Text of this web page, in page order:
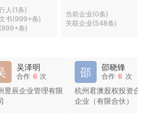
人(1条)
书(999+条)
条)
当前企业(0条)
关联企业(548条)
吴泽明
合作 6 次
昱辰企业管理有限
邵 邵晓锋
合作 6 次
杭州君澳股权投资合伙
企业（有限合伙）